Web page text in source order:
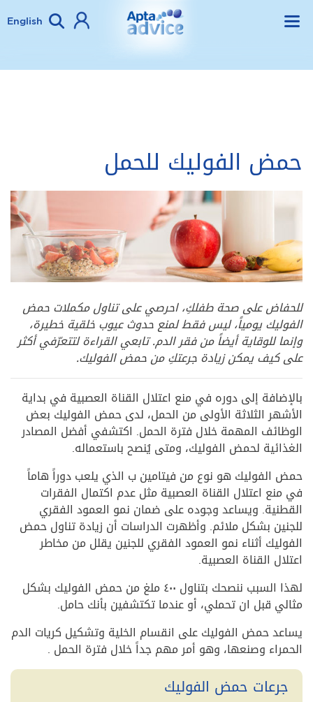
English
حمض الفوليك للحمل
للحفاض على صحة طفلكِ، احرصي على تناول مكملات حمض
الفوليك يومياً، ليس فقط لمنع حدوث عيوب خلقية خطيرة،
وإنما للوقاية أيضاً من فقر الدم. تابعي القراءة لتتعرّفي أكثر
على كيف يمكن زيادة جرعتكِ من حمض الفوليك.
بالإضافة إلى دوره في منع اعتلال القناة العصبية في بداية
الأشهر الثلاثة الأولى من الحمل، لدى حمض الفوليك بعض
الوظائف المهمة خلال فترة الحمل. اكتشفي أفضل المصادر
الغذائية لحمض الفوليك، ومتى يُنصح باستعماله.
حمض الفوليك هو نوع من فيتامين ب الذي يلعب دوراً هاماً
في منع اعتلال القناة العصبية مثل عدم اكتمال الفقرات
القطنية. ويساعد وجوده على ضمان نمو العمود الفقري
للجنين بشكل ملائم. وأظهرت الدراسات أن زيادة تناول حمض
الفوليك أثناء نمو العمود الفقري للجنين يقلل من مخاطر
اعتلال القناة العصبية.
لهذا السبب ننصحك بتناول ٤٠٠ ملغ من حمض الفوليك بشكل
مثالي قبل ان تحملي، أو عندما تكتشفين بأنك حامل.
يساعد حمض الفوليك على انقسام الخلية وتشكيل كريات الدم
الحمراء وصنعها، وهو أمر مهم جداً خلال فترة الحمل .
جرعات حمض الفوليك